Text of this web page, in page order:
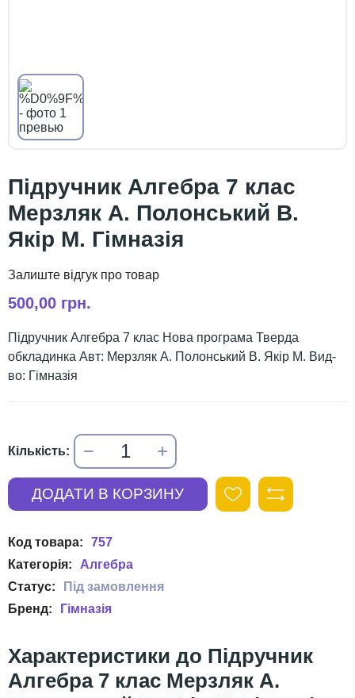
Підручник Алгебра 7 клас
Мерзляк А. Полонський В.
Якір М. Гімназія
500,00 грн.
Підручник Алгебра 7 клас Нова програма Тверда
обкладинка Авт: Мерзляк А. Полонський В. Якір М. Вид-
во: Гімназія
757
Алгебра
Гімназія
Підручник
Алгебра 7 клас Мерзляк А.